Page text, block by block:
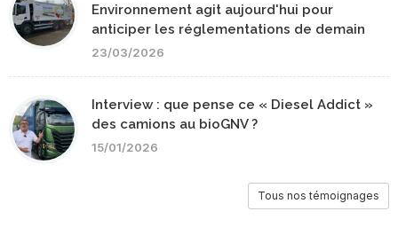
Environnement agit aujourd'hui pour
anticiper les réglementations de demain
23/03/2026
Interview : que pense ce « Diesel Addict »
des camions au bioGNV ?
15/01/2026
Tous nos témoignages